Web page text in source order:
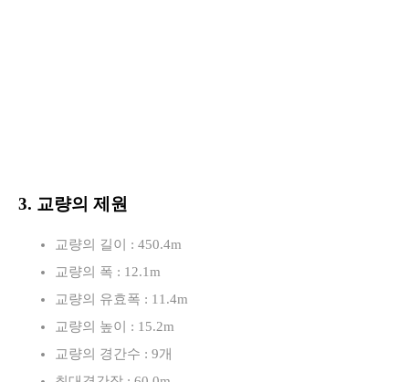
3. 교량의 제원
교량의 길이 : 450.4m
교량의 폭 : 12.1m
교량의 유효폭 : 11.4m
교량의 높이 : 15.2m
교량의 경간수 : 9개